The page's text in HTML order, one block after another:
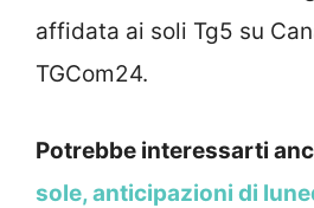
affidata ai soli Tg5 su
TGCom24.
Potrebbe interessarti
sole, anticipazioni di